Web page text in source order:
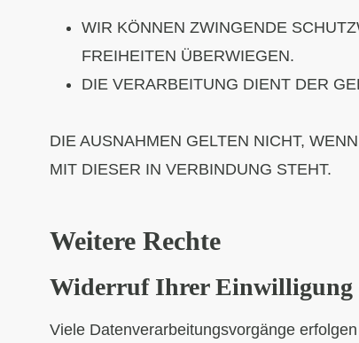
WIR KÖNNEN ZWINGENDE
FREIHEITEN ÜBERWIEGEN.
DIE VERARBEITUNG DIENT DER
DIE AUSNAHMEN GELTEN NICHT,
MIT DIESER IN VERBINDUNG STEHT.
Weitere Rechte
Widerruf Ihrer Einwilligung
Viele Datenverarbeitungsvorgänge